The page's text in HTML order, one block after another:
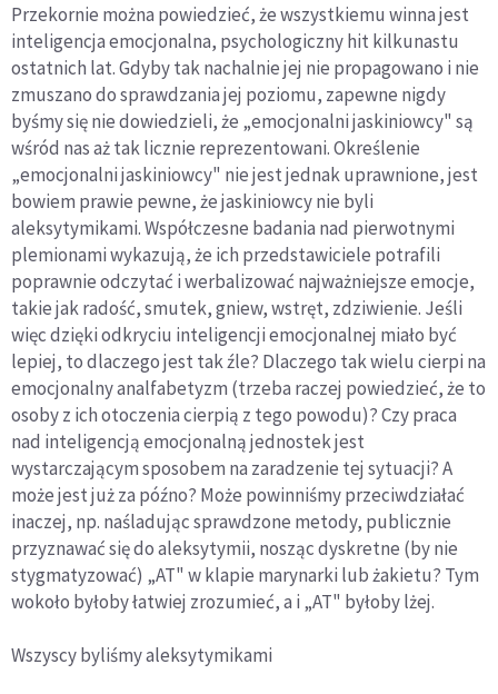
Przekornie można powiedzieć, że wszystkiemu winna jest
inteligencja emocjonalna, psychologiczny hit kilkunastu
ostatnich lat. Gdyby tak nachalnie jej nie propagowano i nie
zmuszano do sprawdzania jej poziomu, zapewne nigdy
byśmy się nie dowiedzieli, że „emocjonalni jaskiniowcy" są
wśród nas aż tak licznie reprezentowani. Określenie
„emocjonalni jaskiniowcy" nie jest jednak uprawnione, jest
bowiem prawie pewne, że jaskiniowcy nie byli
aleksytymikami. Współczesne badania nad pierwotnymi
plemionami wykazują, że ich przedstawiciele potrafili
poprawnie odczytać i werbalizować najważniejsze emocje,
takie jak radość, smutek, gniew, wstręt, zdziwienie. Jeśli
więc dzięki odkryciu inteligencji emocjonalnej miało być
lepiej, to dlaczego jest tak źle? Dlaczego tak wielu cierpi na
emocjonalny analfabetyzm (trzeba raczej powiedzieć, że to
osoby z ich otoczenia cierpią z tego powodu)? Czy praca
nad inteligencją emocjonalną jednostek jest
wystarczającym sposobem na zaradzenie tej sytuacji? A
może jest już za późno? Może powinniśmy przeciwdziałać
inaczej, np. naśladując sprawdzone metody, publicznie
przyznawać się do aleksytymii, nosząc dyskretne (by nie
stygmatyzować) „AT" w klapie marynarki lub żakietu? Tym
wokoło byłoby łatwiej zrozumieć, a i „AT" byłoby lżej.
Wszyscybyliśmy aleksytymikami